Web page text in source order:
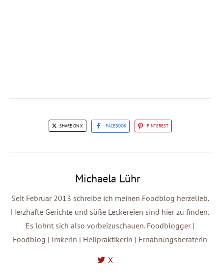
SHARE ON X FACEBOOK PINTEREST
Michaela Lühr
Seit Februar 2013 schreibe ich meinen Foodblog herzelieb.
Herzhafte Gerichte und süße Leckereien sind hier zu finden.
Es lohnt sich also vorbeizuschauen. Foodblogger |
Foodblog | Imkerin | Heilpraktikerin | Ernährungsberaterin
X